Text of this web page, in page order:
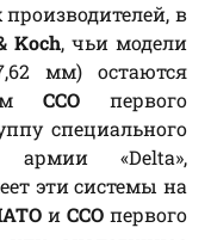
в
Koch, чьи модели
мм) остаются
ССО первого
специального
армии «Delta»,
эти системы на
и ССОпервого